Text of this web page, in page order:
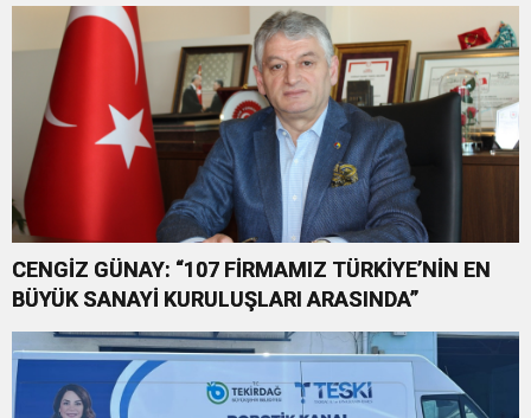
CENGİZ GÜNAY: “107 FİRMAMIZ TÜRKİYE’NİN EN
BÜYÜK SANAYİ KURULUŞLARI ARASINDA”